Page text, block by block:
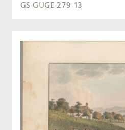
GS-GUGE-279-13